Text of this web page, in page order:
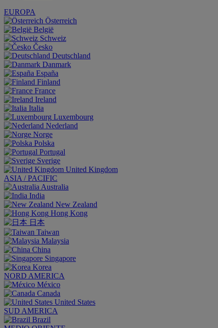
EUROPA
Österreich
België
Schweiz
Česko
Deutschland
Danmark
España
Finland
France
Ireland
Italia
Luxembourg
Nederland
Norge
Polska
Portugal
Sverige
United Kingdom
ASIA / PACIFIC
Australia
India
New Zealand
Hong Kong
日本
Taiwan
Malaysia
China
Singapore
Korea
NORD AMERICA
México
Canada
United States
SUD AMERICA
Brazil